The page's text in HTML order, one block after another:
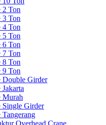
2 Ton
3 Ton
4 Ton
5 Ton
6 Ton
7 Ton
8 Ton
9 Ton
Double Girder
Murah
Single Girder
Tangerang